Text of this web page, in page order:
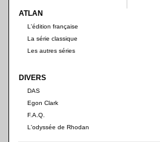
ATLAN
L'édition française
La série classique
Les autres séries
DIVERS
DAS
Egon Clark
F.A.Q.
L'odyssée de Rhodan